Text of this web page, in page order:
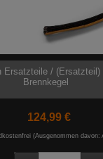
Ersatzteile / (Ersatzteil)
Brennkegel
124,99 €
(Ausgenommen davon: